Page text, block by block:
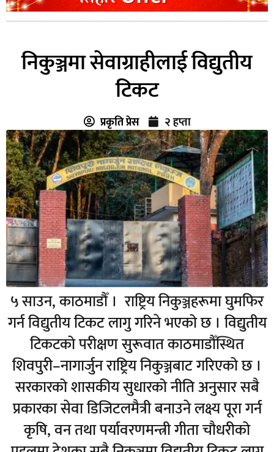
निकुञ्जमा सेवाग्राहीलाई विद्युतीय
टिकट
प्रकृति प्रेस २ हप्ता
५ साउन, काठमाडौँ । राष्ट्रिय निकुञ्जहरूमा घुमफिर
गर्न विद्युतीय टिकट लागु गरिने भएको छ । विद्युतीय
टिकटको परीक्षण सुरूवात काठमाडौँस्थित
शिवपुरी–नागार्जुन राष्ट्रिय निकुञ्जबाट गरिएको छ ।
सरकारको शासकीय सुधारको नीति अनुसार सबै
प्रकारका सेवा डिजिटलमैत्री बनाउने लक्ष्य पूरा गर्न
कृषि, वन तथा पर्यावरणमन्त्री गीता चौधरीको